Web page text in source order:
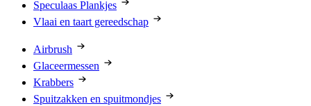
Speculaas Plankjes
Vlaai en taart gereedschap
Airbrush
Glaceermessen
Krabbers
Spuitzakken en spuitmondjes